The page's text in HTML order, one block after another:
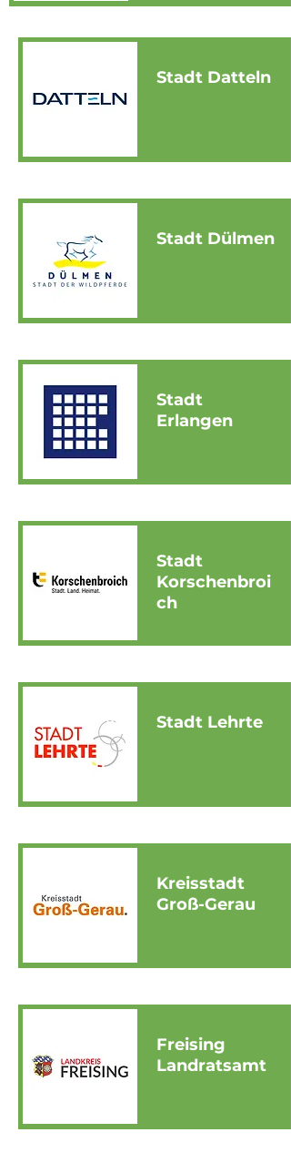
Stadt Datteln
Stadt Dülmen
Stadt
Erlangen
Stadt
Korschenbroi
ch
Stadt Lehrte
Kreisstadt
Groß-Gerau
Freising
Landratsamt